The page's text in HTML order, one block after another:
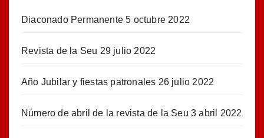
Diaconado Permanente 5 octubre 2022
Revista de la Seu 29 julio 2022
Año Jubilar y fiestas patronales 26 julio 2022
Número de abril de la revista de la Seu 3 abril 2022